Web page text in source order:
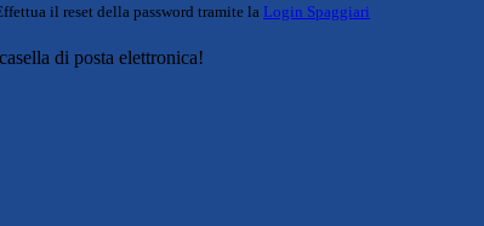
il reset della password tramite la Login Spaggiari
di posta elettronica!